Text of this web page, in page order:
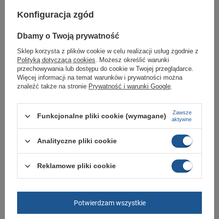
Buty sportowe sklep Butomania.pl
Buty sportowe od Lacoste w standardowych rozmiarach 36, 37, 37.5, 38,
Zobacz jakie rozmiary są dostępne.
Sklep Butomania.pl to największy wybór obuwia sportowego dla całej
Twojej rodziny.
oryginalny i pochodzi z oficjalnej sieci dystrybucyjnej.
W ciągu 30 dni możesz dokonać zwrotu bądź wymiany towaru bez
Kolor białe
Konfiguracja zgód
Dbamy o Twoją prywatność
Sklep korzysta z plików cookie w celu realizacji usług zgodnie z
Polityką dotyczącą cookies. Możesz określić warunki
przechowywania lub dostępu do cookie w Twojej przeglądarce.
Więcej informacji na temat warunków i prywatności można
znaleźć także na stronie Prywatność i warunki Google.
Funkcjonalne pliki cookie (wymagane)
Zawsze
aktywne
Analityczne pliki cookie
Reklamowe pliki cookie
Potwierdzam wszystkie